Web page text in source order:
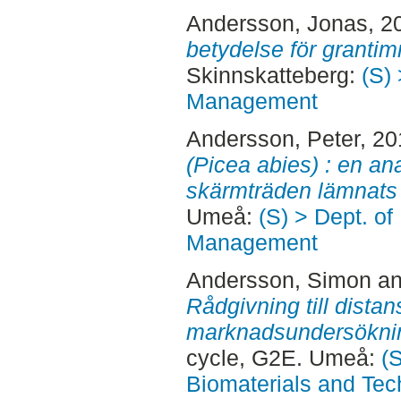
Andersson, Jonas,
betydelse för
Skinnskatteberg: (S)
Management
Andersson, Peter,
(Picea abies) : en
skärmträden
Umeå: (S) > Dept.
Management
Andersson, Simon
Rådgivning till
cycle, G2E. Umeå:
Biomaterials and